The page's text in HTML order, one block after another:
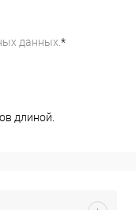
данных. *
длиной.